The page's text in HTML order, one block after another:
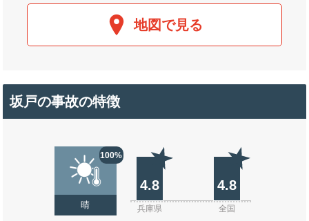
地図で見る
坂戸の事故の特徴
100%
晴
4.8 4.8
兵庫県 全国